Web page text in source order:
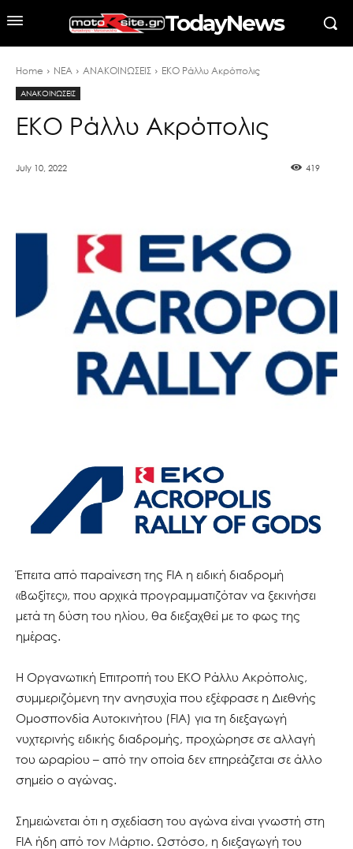
TodayNews
Home ΝΕΑ ΑΝΑΚΟΙΝΩΣΕΙΣ EKO Ράλλυ Ακρόπολις
ΑΝΑΚΟΙΝΩΣΕΙΣ
EKO Ράλλυ Ακρόπολις
July 10, 2022 419
Έπειτα από παραίνεση της FIA η ειδική διαδρομή
«Βωξίτες», που αρχικά προγραμματιζόταν να ξεκινήσει
μετά τη δύση του ηλίου, θα διεξαχθεί με το φως της
ημέρας.
Η Οργανωτική Επιτροπή του EKO Ράλλυ Ακρόπολις,
συμμεριζόμενη την ανησυχία που εξέφρασε η Διεθνής
Ομοσπονδία Αυτοκινήτου (FIA) για τη διεξαγωγή
νυχτερινής ειδικής διαδρομής, προχώρησε σε αλλαγή
του ωραρίου – από την οποία δεν επηρεάζεται σε άλλο
σημείο ο αγώνας.
Σημειώνεται ότι η σχεδίαση του αγώνα είναι γνωστή στη
FIA ήδη από τον Μάρτιο. Ωστόσο, η διεξαγωγή του